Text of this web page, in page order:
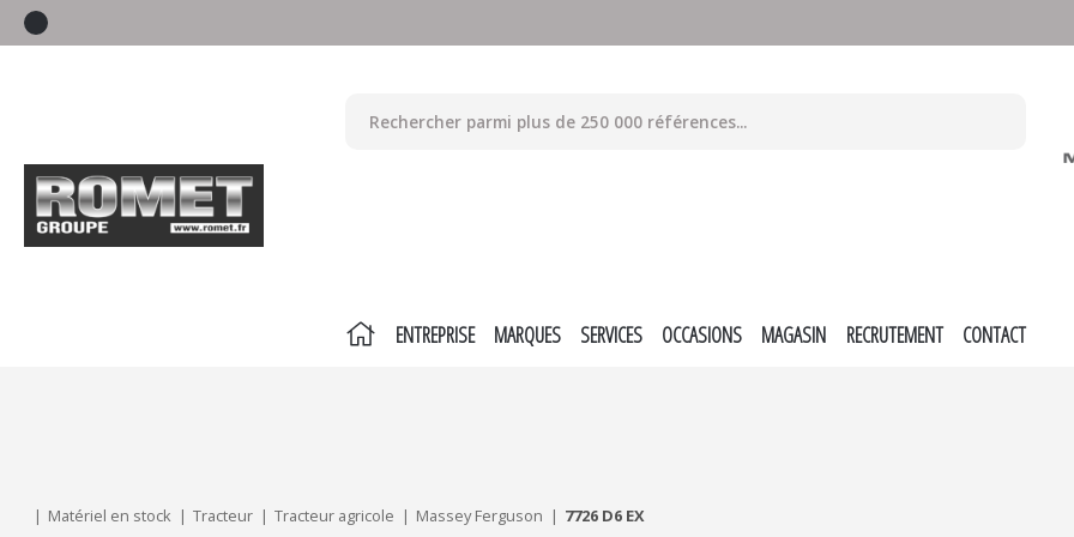
ENTREPRISE MARQUES SERVICES OCCASIONS MAGASIN RECRUTEMENT CONTACT
Matériel en stock Tracteur Tracteur agricole Massey Ferguson 7726 D6 EX